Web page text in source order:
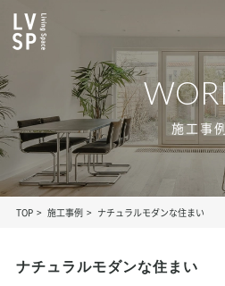
施工事
TOP 施工事例 ナチュラルモダンな住まい
ナチュラルモダンな住まい